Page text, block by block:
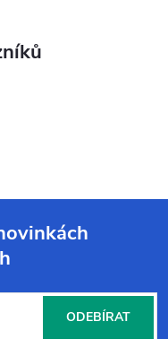
ODEBÍRAT